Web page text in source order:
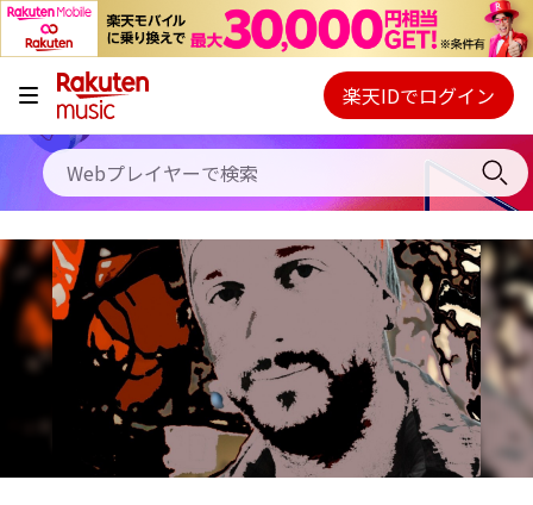
キャンペーン
料金プラン
使い方
初回30日間無料お試し
Webプレイヤー
ご契約内容の確認・変更
楽天IDでログイン